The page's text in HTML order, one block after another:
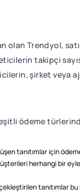
Trendyol,
takipçi
şirket veya
ödeme
tanıtımlar için
herhangi bir
tanıtımlar